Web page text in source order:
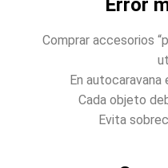
Error
Comprar accesorios
En
Cada objeto
Evita